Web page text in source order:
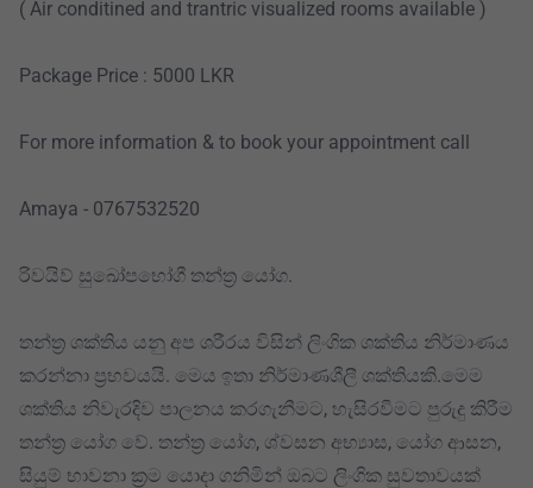
( Air conditined and trantric visualized rooms available )
Package Price : 5000 LKR
For more information & to book your appointment call
Amaya - 0767532520
රිවයිව් සුඛෝපභෝගී තන්ත්‍ර යෝග.
තන්ත්‍ර ශක්තිය යනු අප ශරීරය විසින් ලිංගික ශක්තිය නිර්මාණය
කරන්නා ප්‍රභවයයි. මෙය ඉතා නිර්මාණශීලී ශක්තියකි.මෙම
ශක්තිය නිවැරදිව පාලනය කරගැනීමට, හැසිරවීමට පුරුදු කිරීම
තන්ත්‍ර යෝග වේ. තන්ත්‍ර යෝග, ශ්වසන අභ්‍යාස, යෝග ආසන,
සියුම් භාවනා ක්‍රම යොදා ගනිමින් ඔබට ලිංගික සුවතාවයක්